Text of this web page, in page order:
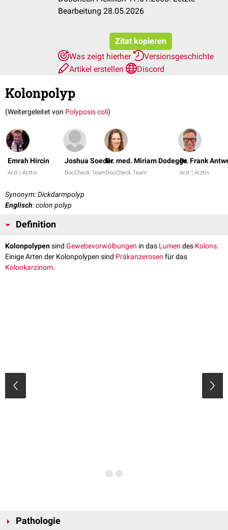
Bearbeitung 28.05.2026
Zitat kopieren
Was zeigt hierher
Versionsgeschichte
Artikel erstellen
Discord
Kolonpolyp
(Weitergeleitet von Polyposis coli)
Emrah Hircin
Arzt | Ärztin
Joshua Soeder
DocCheck Team
Dr. med. Miriam Dodegge
DocCheck Team
Dr. Frank
Arzt | Ärztin
Synonym: Dickdarmpolyp
Englisch: colon polyp
Definition
Kolonpolypensind Gewebevorwölbungen in das Lumen des Kolons.
Einige Arten der Kolonpolypen sind Präkanzerosen für das
Kolonkarzinom.
Pathologie